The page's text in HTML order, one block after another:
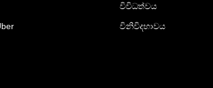
විවිධත්වය
විනිවිදභාවය